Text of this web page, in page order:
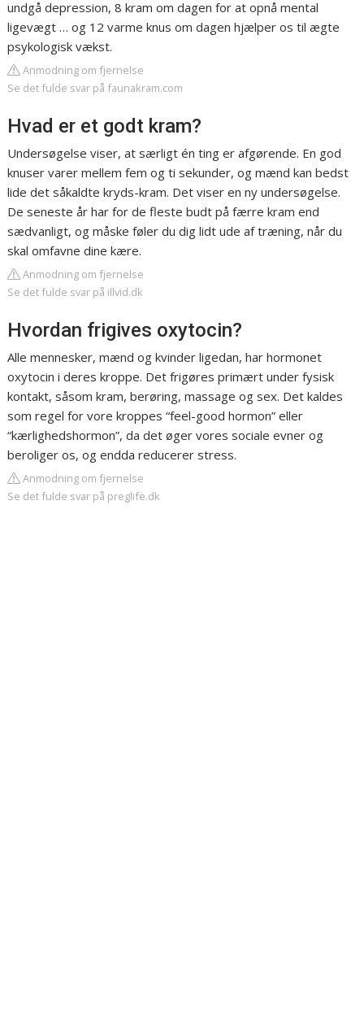
undgå depression, 8 kram om dagen for at opnå mental
ligevægt … og 12 varme knus om dagen hjælper os til ægte
psykologisk vækst.
Anmodning om fjernelse
Se det fulde svar på faunakram.com
Hvad er et godt kram?
Undersøgelse viser, at særligt én ting er afgørende. En god
knuser varer mellem fem og ti sekunder, og mænd kan bedst
lide det såkaldte kryds-kram. Det viser en ny undersøgelse.
De seneste år har for de fleste budt på færre kram end
sædvanligt, og måske føler du dig lidt ude af træning, når du
skal omfavne dine kære.
Anmodning om fjernelse
Se det fulde svar på illvid.dk
Hvordan frigives oxytocin?
Alle mennesker, mænd og kvinder ligedan, har hormonet
oxytocin i deres kroppe. Det frigøres primært under fysisk
kontakt, såsom kram, berøring, massage og sex. Det kaldes
som regel for vore kroppes “feel-good hormon” eller
“kærlighedshormon”, da det øger vores sociale evner og
beroliger os, og endda reducerer stress.
Anmodning om fjernelse
Se det fulde svar på preglife.dk